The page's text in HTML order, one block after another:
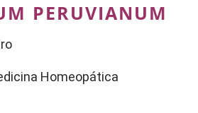
PERUVIANUM
Homeopática